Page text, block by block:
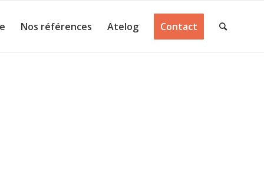
Nos références Atelog Contact